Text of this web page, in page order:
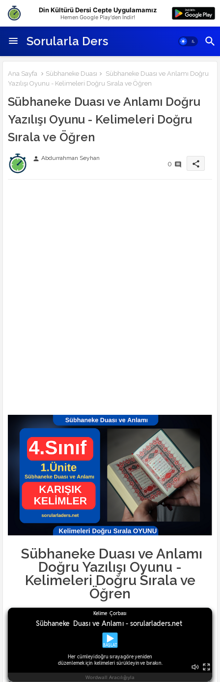
Sorularla Ders
Ana Sayfa Sübhaneke Duası
Sübhaneke Duası ve Anlamı Doğru
Yazılışı Oyunu - Kelimeleri Doğru Sırala ve Öğren
Sübhaneke Duası ve Anlamı Doğru
Yazılışı Oyunu - Kelimeleri Doğru
Sırala ve Öğren
person Abdurrahman Seyhan
0 share
Sübhaneke Duası ve Anlamı
Doğru Yazılışı Oyunu -
Kelimeleri Doğru Sırala ve
Öğren
Din Kültürü Dersi Cepte Uygulamamız
Hemen Google Play'den İndir!